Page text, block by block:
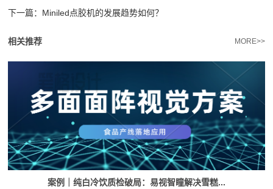
下一篇： Miniled点胶机的发展趋势如何？
相关推荐 MORE>>
案例｜纯白冷饮质检破局：易视智瞳解决雪糕...